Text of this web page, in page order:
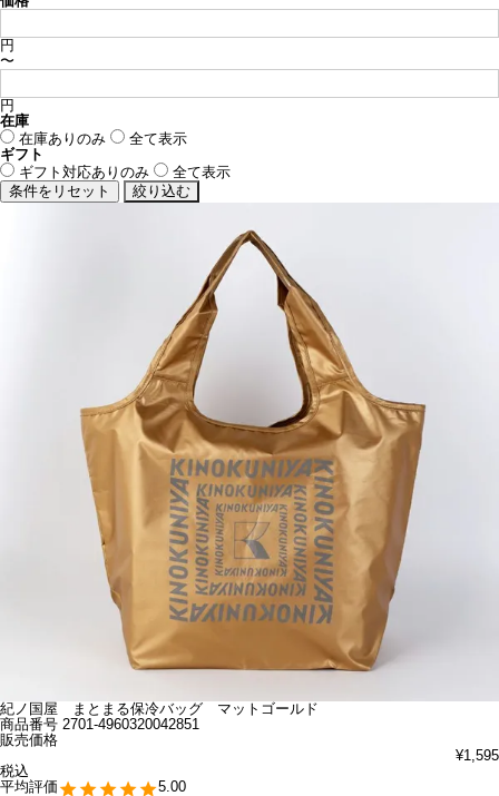
円
〜
円
在庫
在庫ありのみ
全て表示
ギフト
ギフト対応ありのみ
全て表示
紀ノ国屋 まとまる保冷バッグ マットゴールド
商品番号 2701-4960320042851
販売価格
¥1,595
税込
5.00